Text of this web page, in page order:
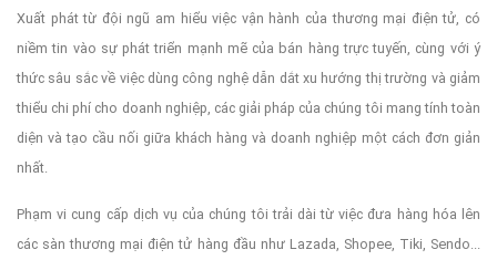
Xuất phát từ đội ngũ am hiểu việc vận hành của thương mại điện tử, có
niềm tin vào sự phát triển mạnh mẽ của bán hàng trực tuyến, cùng với ý
thức sâu sắc về việc dùng công nghệ dẫn dắt xu hướng thị trường và giảm
thiểu chi phí cho doanh nghiệp, các giải pháp của chúng tôi mang tính toàn
diện và tạo cầu nối giữa khách hàng và doanh nghiệp một cách đơn giản
nhất.
Phạm vi cung cấp dịch vụ của chúng tôi trải dài từ việc đưa hàng hóa lên
các sàn thương mại điện tử hàng đầu như Lazada, Shopee, Tiki, Sendo...